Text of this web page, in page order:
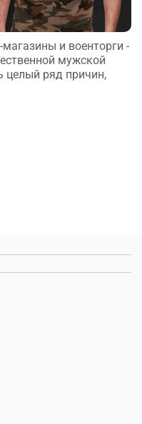
и военторги -
мужской
целый ряд причин,